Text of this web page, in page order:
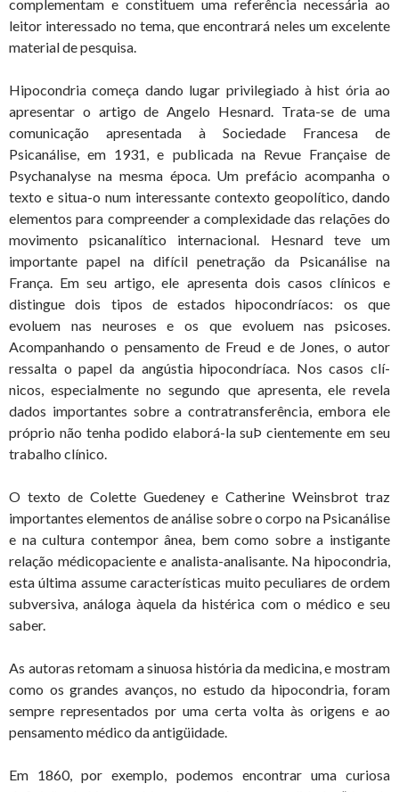
complementam e constituem uma referência necessária ao
leitor interessado no tema, que encontrará neles um excelente
material de pesquisa.
Hipocondria começa dando lugar privilegiado à hist ória ao
apresentar o artigo de Angelo Hesnard. Trata-se de uma
comunicação apresentada à Sociedade Francesa de
Psicanálise, em 1931, e publicada na Revue Française de
Psychanalyse na mesma época. Um prefácio acompanha o
texto e situa-o num interessante contexto geopolítico, dando
elementos para compreender a complexidade das relações do
movimento psicanalítico internacional. Hesnard teve um
importante papel na difícil penetração da Psicanálise na
França. Em seu artigo, ele apresenta dois casos clínicos e
distingue dois tipos de estados hipocondríacos: os que
evoluem nas neuroses e os que evoluem nas psicoses.
Acompanhando o pensamento de Freud e de Jones, o autor
ressalta o papel da angústia hipocondríaca. Nos casos clí-
nicos, especialmente no segundo que apresenta, ele revela
dados importantes sobre a contratransferência, embora ele
próprio não tenha podido elaborá-la suÞ cientemente em seu
trabalho clínico.
O texto de Colette Guedeney e Catherine Weinsbrot traz
importantes elementos de análise sobre o corpo na Psicanálise
e na cultura contempor ânea, bem como sobre a instigante
relação médicopaciente e analista-analisante. Na hipocondria,
esta última assume características muito peculiares de ordem
subversiva, análoga àquela da histérica com o médico e seu
saber.
As autoras retomam a sinuosa história da medicina, e mostram
como os grandes avanços, no estudo da hipocondria, foram
sempre representados por uma certa volta às origens e ao
pensamento médico da antigüidade.
Em 1860, por exemplo, podemos encontrar uma curiosa